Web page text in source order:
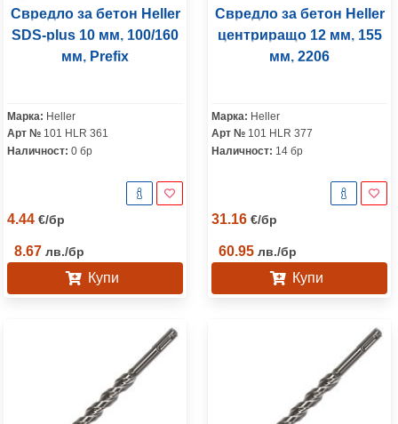
Свредло за бетон Heller
SDS-plus 10 мм, 100/160
мм, Prefix
Марка: Heller
Арт № 101 HLR 361
Наличност: 0 бр
4.44 €/бр
8.67 лв./бр
Купи
Свредло за бетон Heller
центриращо 12 мм, 155
мм, 2206
Марка: Heller
Арт № 101 HLR 377
Наличност: 14 бр
31.16 €/бр
60.95 лв./бр
Купи